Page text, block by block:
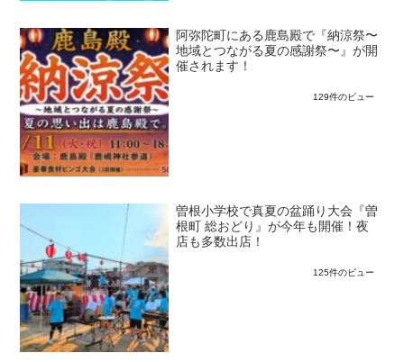
阿弥陀町にある鹿島殿で『納涼祭〜
地域とつながる夏の感謝祭〜』が開
催されます！
129件のビュー
曽根小学校で真夏の盆踊り大会『曽
根町 総おどり』が今年も開催！夜
店も多数出店！
125件のビュー